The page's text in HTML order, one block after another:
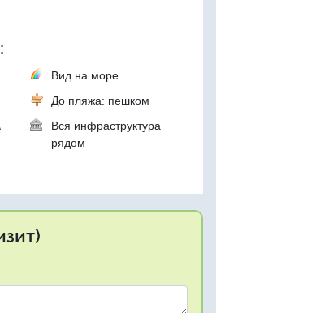
Вид на море
До пляжа: пешком
Вся инфраструктура
рядом